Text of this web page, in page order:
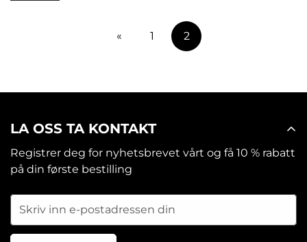
« 1 2
LA OSS TA KONTAKT
Registrer deg for nyhetsbrevet vårt og få 10 % rabatt
på din første bestilling